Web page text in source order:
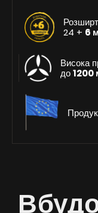
24 + 6
Висока
до1200